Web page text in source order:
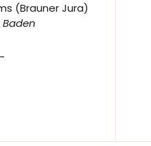
(Brauner Jura)